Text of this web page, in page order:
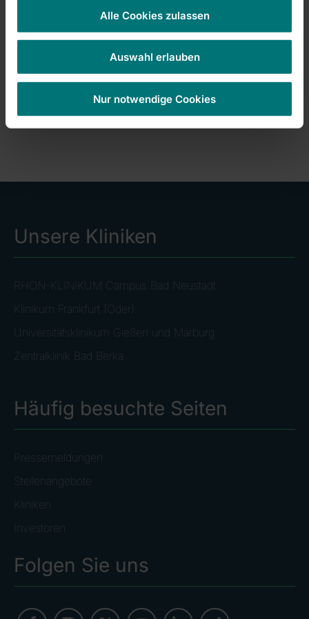
Alle Cookies zulassen
Auswahl erlauben
Nur notwendige Cookies
Tel. 036458 5-41255
Tel. 036458 5-41252
Tel. 036458 5-41152
Unsere Kliniken
RHÖN-KLINIKUM Campus Bad Neustadt
Klinikum Frankfurt (Oder)
Universitätsklinikum Gießen und Marburg
Zentralklinik Bad Berka
Häufig besuchte Seiten
Pressemeldungen
Stellenangebote
Kliniken
Investoren
Folgen Sie uns